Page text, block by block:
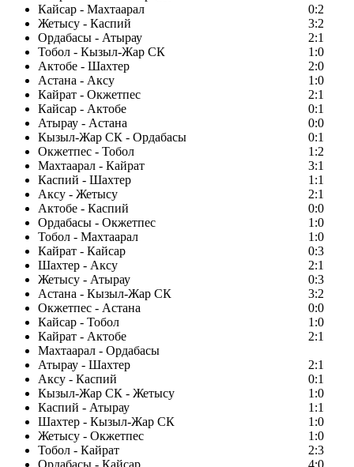
Кайсар - Махтаарал
0:2
Жетысу - Каспий
3:2
Ордабасы - Атырау
2:1
Тобол - Кызыл-Жар СК
1:0
Актобе - Шахтер
2:0
Астана - Аксу
1:0
Кайрат - Окжетпес
2:1
Кайсар - Актобе
0:1
Атырау - Астана
0:0
Кызыл-Жар СК - Ордабасы
0:1
Окжетпес - Тобол
1:2
Махтаарал - Кайрат
3:1
Каспий - Шахтер
1:1
Аксу - Жетысу
2:1
Актобе - Каспий
0:0
Ордабасы - Окжетпес
1:0
Тобол - Махтаарал
1:0
Кайрат - Кайсар
0:3
Шахтер - Аксу
2:1
Жетысу - Атырау
0:3
Астана - Кызыл-Жар СК
3:2
Окжетпес - Астана
0:0
Кайсар - Тобол
1:0
Кайрат - Актобе
2:1
Махтаарал - Ордабасы
Атырау - Шахтер
2:1
Аксу - Каспий
0:1
Кызыл-Жар СК - Жетысу
1:0
Каспий - Атырау
1:1
Шахтер - Кызыл-Жар СК
1:0
Жетысу - Окжетпес
1:0
Тобол - Кайрат
2:3